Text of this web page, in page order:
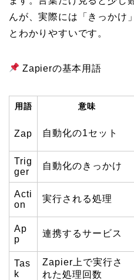
んが、実際には「きっかけ
とわかりやすいです。
Zapierの基本用語
用語 意味
Zap 自動化の1セット
Trig
ger
自動化のきっかけ
Acti
on
実行される処理
Ap
p
連携するサービス
Tas
k
Zapier上で実行さ
れた処理回数